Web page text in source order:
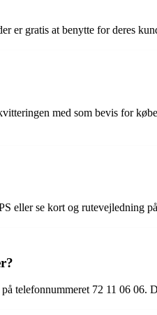
er gratis at benytte for deres
med som bevis for
eller se kort og rutevejledning
telefonnummeret 72 11 06